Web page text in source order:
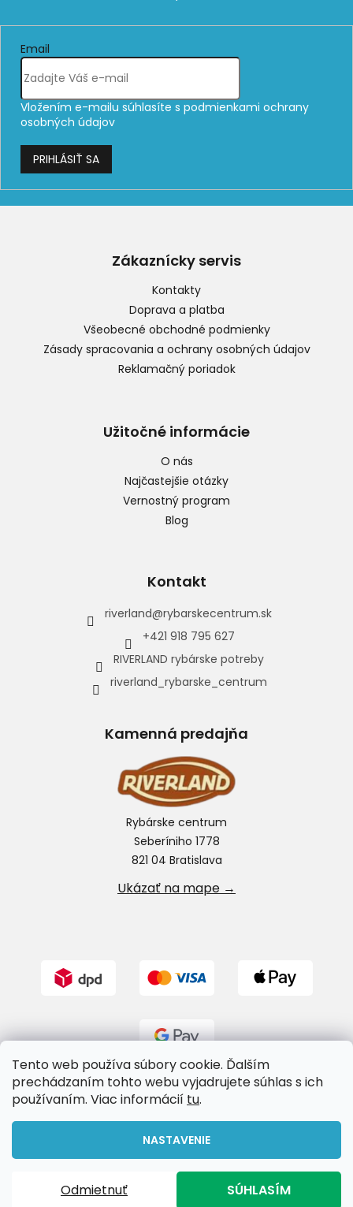
Tento web používa súbory cookie. Ďalším
prechádzaním tohto webu vyjadrujete súhlas s ich
používaním. Viac informácií tu.
NASTAVENIE
Odmietnuť SÚHLASÍM
Email
Vložením e-mailu súhlasíte s podmienkami ochrany
osobných údajov
PRIHLÁSIŤ SA
Zákaznícky servis
Kontakty
Doprava a platba
Všeobecné obchodné podmienky
Zásady spracovania a ochrany osobných údajov
Reklamačný poriadok
Užitočné informácie
O nás
Najčastejšie otázky
Vernostný program
Blog
Kontakt
riverland@rybarskecentrum.sk
+421 918 795 627
RIVERLAND rybárske potreby
riverland_rybarske_centrum
Kamenná predajňa
Rybárske centrum
Seberíniho 1778
821 04 Bratislava
Ukázať na mape →
Riverland.sk. Všetky práva vyhradené.
Upraviť nastavenie cookies